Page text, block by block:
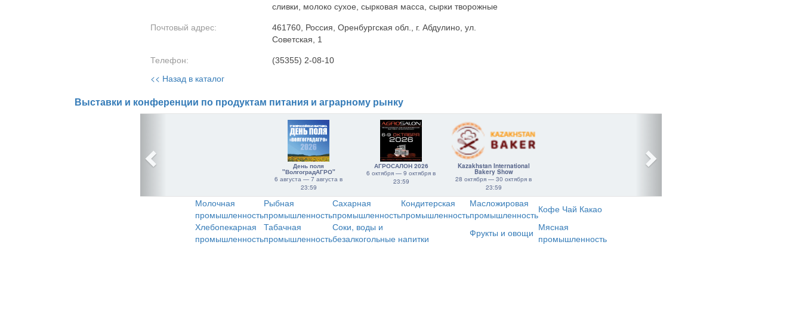
сливки, молоко сухое, сырковая масса, сырки творожные
Почтовый адрес:
461760, Россия, Оренбургская обл., г. Абдулино, ул.
Советская, 1
Телефон: (35355) 2-08-10
<< Назад в каталог
Выставки и конференции по продуктам питания и аграрному рынку
День поля
"ВолгоградАГРО"
6 августа — 7 августа в
23:59
АГРОСАЛОН 2026
6 октября — 9 октября в
23:59
Kazakhstan International
Bakery Show
28 октября — 30 октября в
23:59
Молочная
промышленность
Рыбная
промышленность
Сахарная
промышленность
Кондитерская
промышленность
Масложировая
промышленностьКофе Чай Какао
Хлебопекарная
промышленность
Табачная
промышленность
Соки, воды и
безалкогольные напитки
Фрукты и овощи Мясная
промышленность